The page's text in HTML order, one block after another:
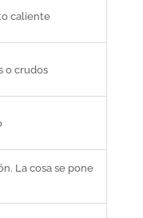
caliente
o crudos
La cosa se pone